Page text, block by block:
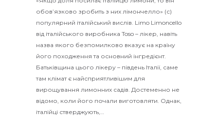
обов’язково зробить з них лімончелло» (с)
популярний італійський вислів. Limo Limoncello
від італійського виробника Toso – лікер, навіть
назва якого безпомилково вказує на країну
його походження та основний інгредієнт.
Батьківщина цього лікеру – південь Італії, саме
там клімат є найсприятливішим для
вирощування лимонних садів. Достеменно не
відомо, коли його почали виготовляти. Однак,
італійці стверджують,…